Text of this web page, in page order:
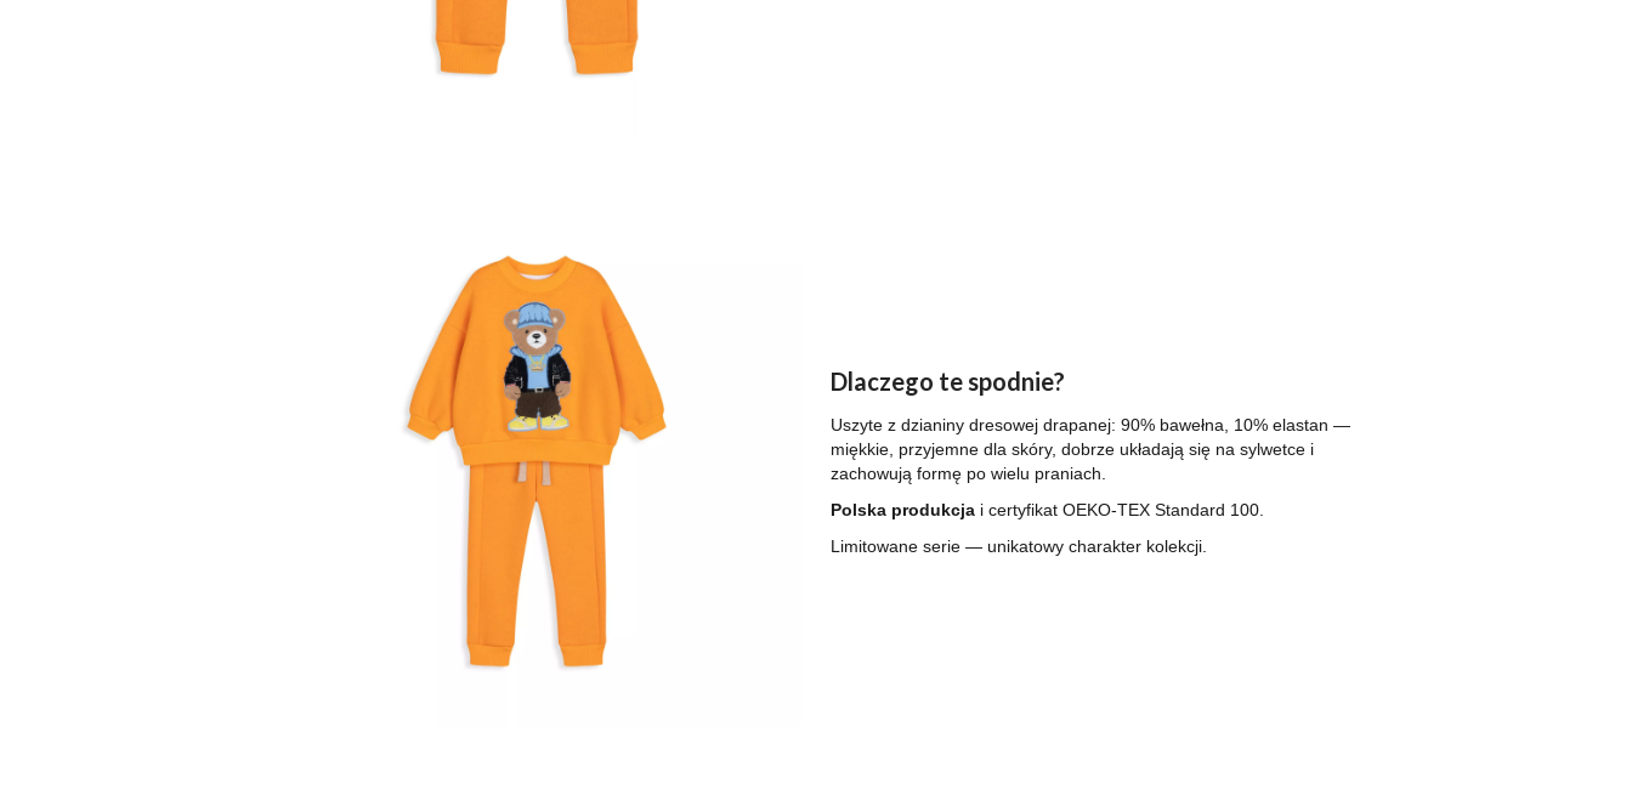
Dlaczego te spodnie?
Uszyte z dzianiny dresowej drapanej: 90% bawełna, 10% elastan —
miękkie, przyjemne dla skóry, dobrze układają się na sylwetce i
zachowują formę po wielu praniach.
Polska produkcja i certyfikat OEKO-TEX Standard 100.
Limitowane serie — unikatowy charakter kolekcji.